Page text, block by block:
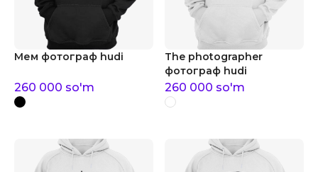
Мем фотограф hudi
260 000 so'm
The photographer
фотограф hudi
260 000 so'm